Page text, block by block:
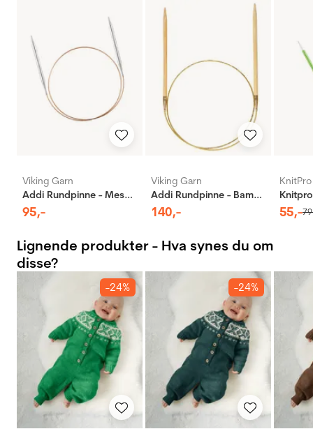
Viking Garn
Addi Rundpinne - Messing
95,-
Viking Garn
Addi Rundpinne - Bambus
140,-
KnitPro
55,-79
Lignende produkter - Hva synes du om
disse?
-24% -24%